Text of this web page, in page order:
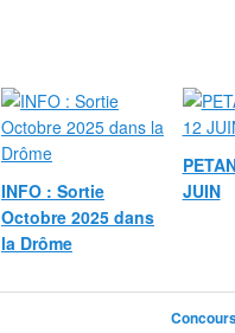
INFO : Sortie
Octobre 2025 dans
la Drôme
JUIN